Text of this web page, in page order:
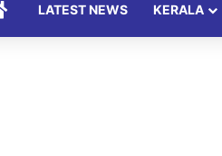
HomeLATEST NEWS KERALA